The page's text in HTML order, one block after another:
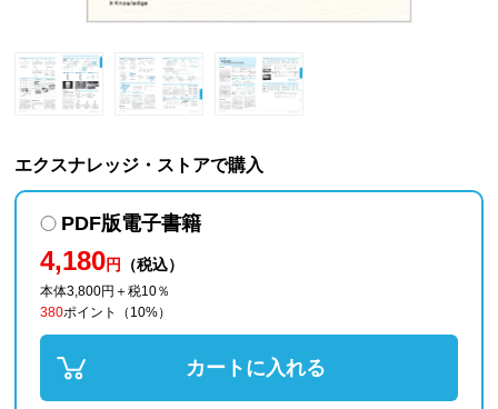
エクスナレッジ・ストアで購入
PDF版電子書籍
4,180円 （税込）
本体3,800円＋税10％
380ポイント （10%）
カートに入れる